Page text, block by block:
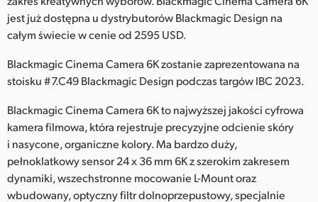
Polska
Singapore
South Africa
Spain
Sweden
jest już dostępna u dystrybutorów Blackmagic Design na
całym świecie w cenie od 2595 USD.
Blackmagic Cinema Camera 6K zostanie zaprezentowana na
stoisku #7.C49 Blackmagic Design podczas targów IBC 2023.
Blackmagic Cinema Camera 6K to najwyższej jakości cyfrowa
kamera filmowa, która rejestruje precyzyjne odcienie skóry
i nasycone, organiczne kolory. Ma bardzo duży,
pełnoklatkowy sensor 24 x 36 mm 6K z szerokim zakresem
dynamiki, wszechstronne mocowanie L-Mount oraz
wbudowany, optyczny filtr dolnoprzepustowy, specjalnie